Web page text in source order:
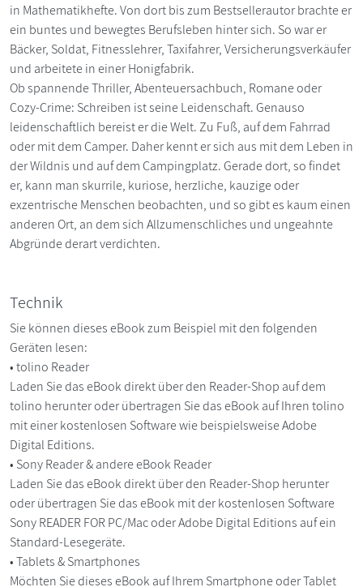
in Mathematikhefte. Von dort bis zum Bestsellerautor brachte er
ein buntes und bewegtes Berufsleben hinter sich. So war er
Bäcker, Soldat, Fitnesslehrer, Taxifahrer, Versicherungsverkäufer
und arbeitete in einer Honigfabrik.
Ob spannende Thriller, Abenteuersachbuch, Romane oder
Cozy-Crime: Schreiben ist seine Leidenschaft. Genauso
leidenschaftlich bereist er die Welt. Zu Fuß, auf dem Fahrrad
oder mit dem Camper. Daher kennt er sich aus mit dem Leben in
der Wildnis und auf dem Campingplatz. Gerade dort, so findet
er, kann man skurrile, kuriose, herzliche, kauzige oder
exzentrische Menschen beobachten, und so gibt es kaum einen
anderen Ort, an dem sich Allzumenschliches und ungeahnte
Abgründe derart verdichten.
Technik
Sie können dieses eBook zum Beispiel mit den folgenden
Geräten lesen:
• tolino Reader
Laden Sie das eBook direkt über den Reader-Shop auf dem
tolino herunter oder übertragen Sie das eBook auf Ihren tolino
mit einer kostenlosen Software wie beispielsweise Adobe
Digital Editions.
• Sony Reader & andere eBook Reader
Laden Sie das eBook direkt über den Reader-Shop herunter
oder übertragen Sie das eBook mit der kostenlosen Software
Sony READER FOR PC/Mac oder Adobe Digital Editions auf ein
Standard-Lesegeräte.
• Tablets & Smartphones
Möchten Sie dieses eBook auf Ihrem Smartphone oder Tablet